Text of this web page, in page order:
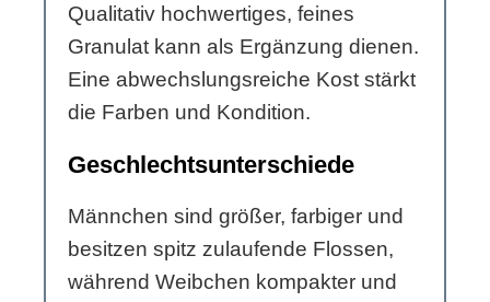
Qualitativ hochwertiges, feines
Granulat kann als Ergänzung dienen.
Eine abwechslungsreiche Kost stärkt
die Farben und Kondition.
Geschlechtsunterschiede
Männchen sind größer, farbiger und
besitzen spitz zulaufende Flossen,
während Weibchen kompakter und